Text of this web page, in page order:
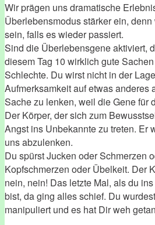
Wir prägen uns dramatische
Überlebensmodus stärker ein,
sein, falls es wieder passiert.
Sind die Überlebensgene aktiviert,
diesem Tag 10 wirklich gute
Schlechte. Du wirst nicht in der
Aufmerksamkeit auf etwas anderes
Sache zu lenken, weil die Gene für
Der Körper, der sich zum
Angst ins Unbekannte zu treten. Er
uns abzulenken.
Du spürst Jucken oder Schmerzen
Kopfschmerzen oder Übelkeit. Der
nein, nein! Das letzte Mal, als du
bist, da ging alles schief. Du
manipuliert und es hat Dir weh